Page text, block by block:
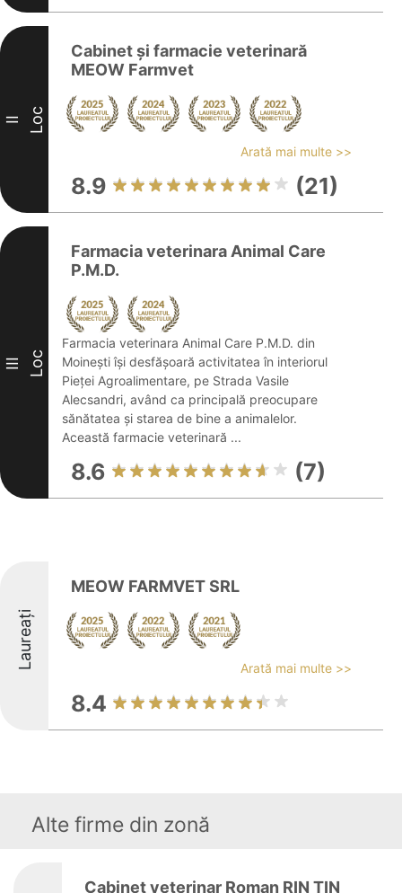
II Loc
Cabinet și farmacie veterinară
MEOW Farmvet
Arată mai multe >>
8.9 (21)
III Loc
Farmacia veterinara Animal Care
P.M.D.
Farmacia veterinara Animal Care P.M.D. din
Moinești își desfășoară activitatea în interiorul
Pieței Agroalimentare, pe Strada Vasile
Alecsandri, având ca principală preocupare
sănătatea și starea de bine a animalelor.
Această farmacie veterinară ...
8.6 (7)
Laureați
MEOW FARMVET SRL
Arată mai multe >>
8.4
Alte firme din zonă
Cabinet veterinar Roman RIN TIN